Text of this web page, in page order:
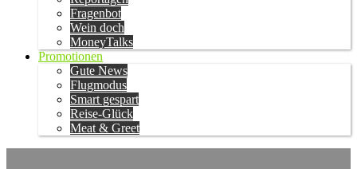
Fragenbot
Wein doch
MoneyTalks
Promotionen
Gute News
Flugmodus
Smart gespart
Reise-Glück
Meat & Greet